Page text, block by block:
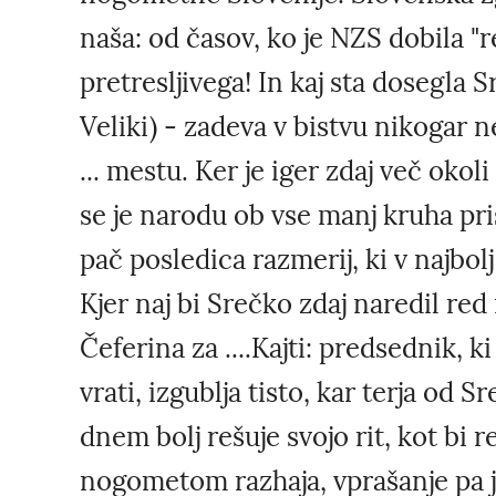
naša: od časov, ko je NZS dobila
pretresljivega! In kaj sta dosegla
Veliki) - zadeva v bistvu nikogar
... mestu. Ker je iger zdaj več
se je narodu ob vse manj kruha
pač posledica razmerij, ki v
Kjer naj bi Srečko zdaj naredil
Čeferina za ....Kajti: predsednik,
vrati, izgublja tisto, kar terja od
dnem bolj rešuje svojo rit, kot bi
nogometom razhaja, vprašanje